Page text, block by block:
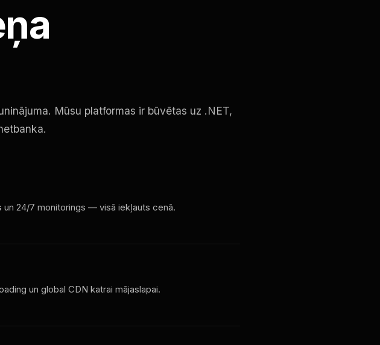
Mūsu platformas ir būvētas uz .NET,
un 24/7 monitorings — visā iekļauts cenā.
un global CDN katrai mājaslapai.